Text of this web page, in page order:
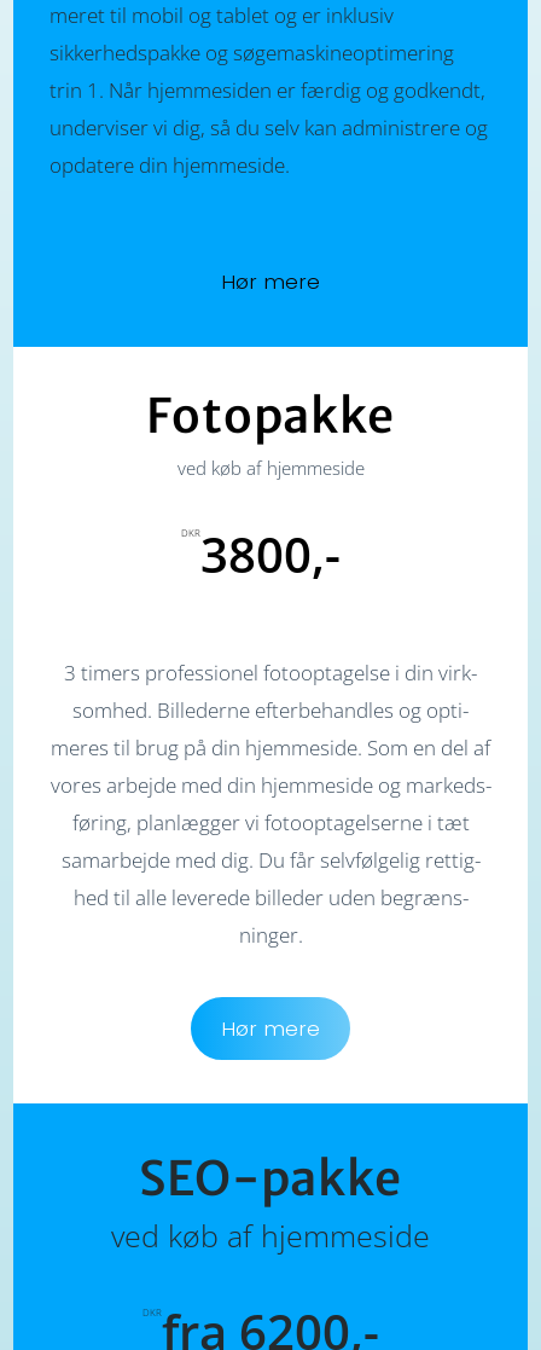
meret til mobil og tablet og er inklu­siv
sikkerheds­pakke og søge­maskine­opti­me­ring
trin 1. Når hjemme­­siden er færdig og godkendt,
under­viser vi dig, så du selv kan admini­strere og
opda­tere din hjemm­e­side.
Hør mere
Fotopakke
ved køb af hjemmeside
DKR3800,-
3 timers professionel foto­opta­gelse i din virk­­
som­hed. Billederne efter­­be­hand­les og opti­
meres til brug på din hjem­me­side. Som en del af
vores arbejde med din hjemme­side og markeds­­
føring, plan­­lægger vi foto­opta­gel­serne i tæt
sam­ar­bejde med dig. Du får selv­følgelig rettig­­
hed til alle leverede bille­der uden be­græns­­
ninger.
Hør mere
SEO-pakke
ved køb af hjemmeside
DKRfra 6200,-